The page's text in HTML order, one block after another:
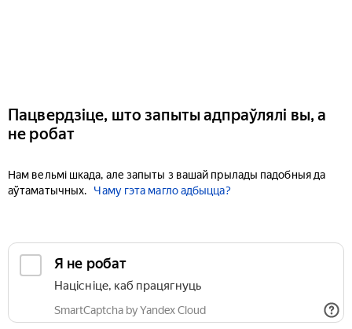
Пацвердзіце, што запыты адпраўлялі вы, а
не робат
Нам вельмі шкада, але запыты з вашай прылады падобныя да
аўтаматычных.
Чаму гэта магло адбыцца?
Я не робат
Націсніце, каб працягнуць
SmartCaptcha by Yandex Cloud